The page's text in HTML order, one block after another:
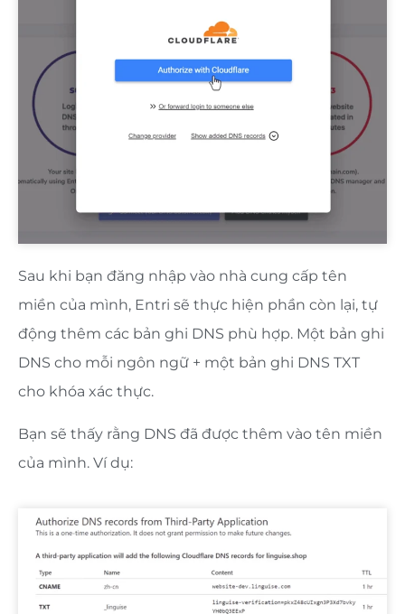
Sau khi bạn đăng nhập vào nhà cung cấp tên
miền của mình, Entri sẽ thực hiện phần còn lại, tự
động thêm các bản ghi DNS phù hợp. Một bản ghi
DNS cho mỗi ngôn ngữ + một bản ghi DNS TXT
cho khóa xác thực.
Bạn sẽ thấy rằng DNS đã được thêm vào tên miền
của mình. Ví dụ: